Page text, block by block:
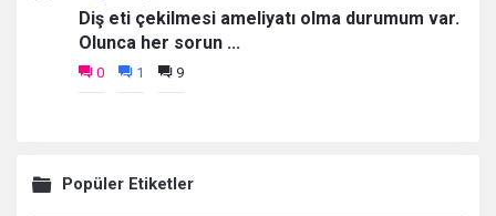
Diş eti çekilmesi ameliyatı olma durumum var.
Olunca her sorun ...
0 1 9
Popüler Etiketler